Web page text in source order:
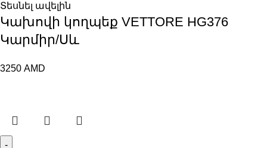
Տեսնել ավելին
Կախովի կողպեք VЕTTORE HG376
Կարմիր/Սև
3250 AMD